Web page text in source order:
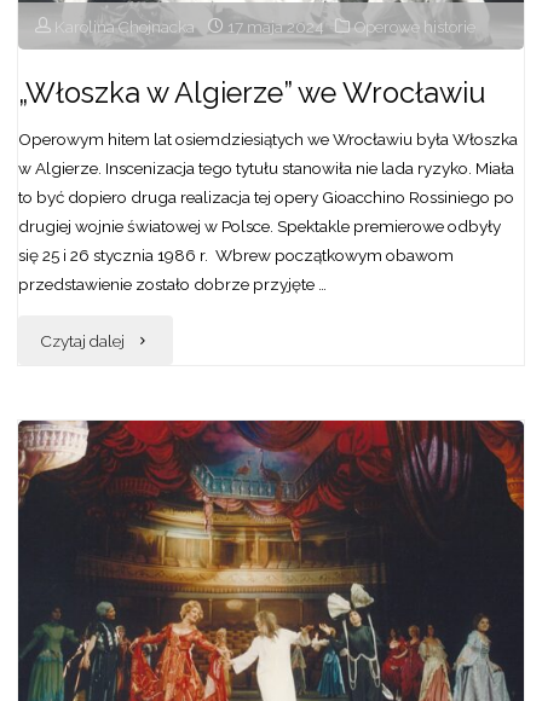
Karolina Chojnacka 17 maja 2024 Operowe historie
„Włoszka w Algierze” we Wrocławiu
Operowym hitem lat osiemdziesiątych we Wrocławiu była Włoszka
w Algierze. Inscenizacja tego tytułu stanowiła nie lada ryzyko. Miała
to być dopiero druga realizacja tej opery Gioacchino Rossiniego po
drugiej wojnie światowej w Polsce. Spektakle premierowe odbyły
się 25 i 26 stycznia 1986 r. Wbrew początkowym obawom
przedstawienie zostało dobrze przyjęte …
Czytaj dalej "„Włoszka
Algierze”
we
Wrocławiu"